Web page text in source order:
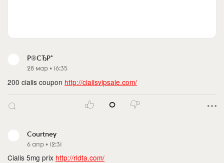
Р®СЂР°
28 мар • 16:35
200 cialis coupon http://cialisvipsale.com/
0
Courtney
6 апр • 12:31
Cialis 5mg prix http://rldta.com/